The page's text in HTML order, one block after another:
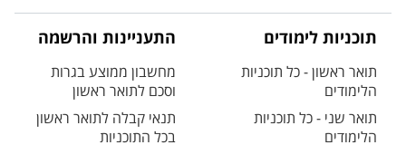
תוכניות לימודים
תואר ראשון - כל תוכניות
הלימודים
תואר שני - כל תוכניות
הלימודים
התעניינות והרשמה
מחשבון ממוצע בגרות
וסכם לתואר ראשון
תנאי קבלה לתואר ראשון
בכל התוכניות